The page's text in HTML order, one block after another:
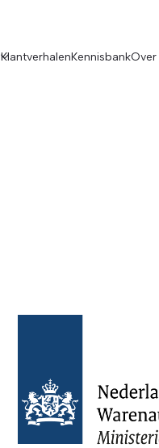
KlantverhalenKennisbankOver